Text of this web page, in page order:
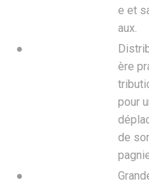
e et
aux.
●
ère
pour
de
●